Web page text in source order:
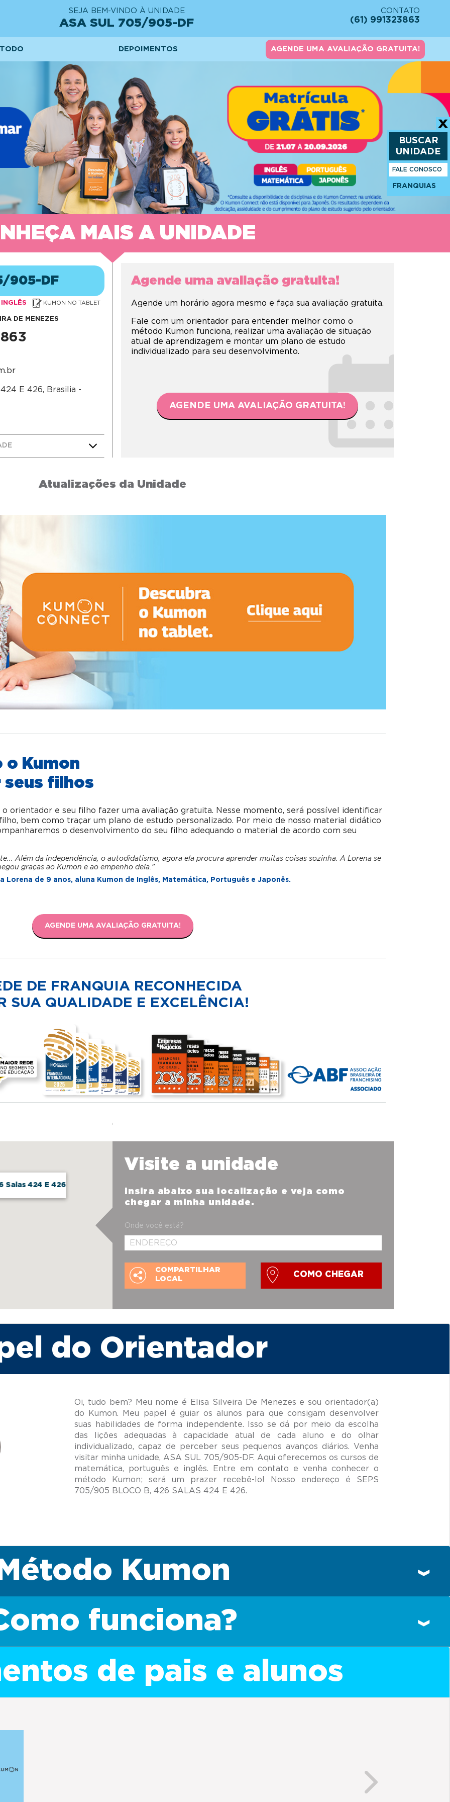
SEJA BEM-VINDO À UNIDADE
ASA SUL 705/905-DF
CONTATO
(61) 991323863
DEPOIMENTOS AGENDE UMA AVALIAÇÃO GRATUITA!
MAIS A UNIDADE
905-DF
INGLÊS KUMON NO TABLET
DE MENEZES
E 426, Brasilia -
Agende uma avaliação gratuita!
Agende um horário agora mesmo e faça sua avaliação gratuita.
Fale com um orientador para entender melhor como o
método Kumon funciona, realizar uma avaliação de situação
atual de aprendizagem e montar um plano de estudo
individualizado para seu desenvolvimento.
AGENDE UMA AVALIAÇÃO GRATUITA!
Atualizações da Unidade
o Kumon
filhos
orientador e seu filho fazer uma avaliação gratuita. Nesse momento, será possível identificar
bem como traçar um plano de estudo personalizado. Por meio de nosso material didático
o desenvolvimento do seu filho adequando o material de acordo com seu
Além da independência, o autodidatismo, agora ela procura aprender muitas coisas sozinha. A Lorena se
graças ao Kumon e ao empenho dela."
Lorena de 9 anos, aluna Kumon de Inglês, Matemática, Português e Japonês.
AGENDE UMA AVALIAÇÃO GRATUITA!
DE FRANQUIA RECONHECIDA
SUA QUALIDADE E EXCELÊNCIA!
Salas 424 E 426
Visite a unidade
Insira abaixo sua localização e veja como
chegar a minha unidade.
Onde você está?
COMPARTILHAR
LOCAL
COMO CHEGAR
do Orientador
Oi, tudo bem? Meu nome é Elisa Silveira De Menezes e sou orientador(a)
do Kumon. Meu papel é guiar os alunos para que consigam desenvolver
suas habilidades de forma independente. Isso se dá por meio da escolha
das lições adequadas à capacidade atual de cada aluno e do olhar
individualizado, capaz de perceber seus pequenos avanços diários. Venha
visitar minha unidade, ASA SUL 705/905-DF. Aqui oferecemos os cursos de
matemática, português e inglês. Entre em contato e venha conhecer o
método Kumon; será um prazer recebê-lo! Nosso endereço é SEPS
Kumon
funciona?
de pais e alunos
Next
BUSCAR
UNIDADE
FALE CONOSCO
FRANQUIAS